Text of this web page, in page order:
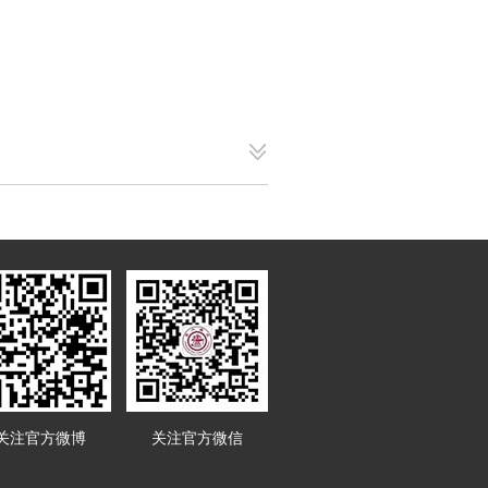
注官方微博 关注官方微信